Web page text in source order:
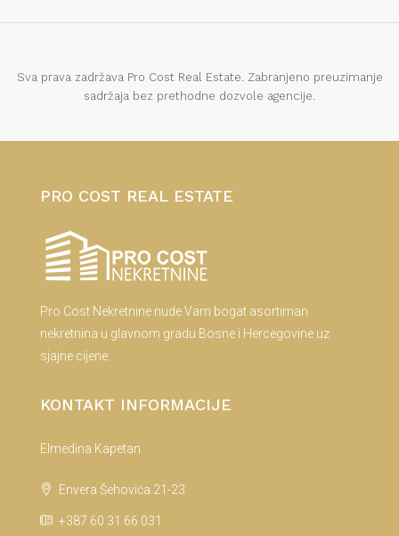
Sva prava zadržava Pro Cost Real Estate. Zabranjeno preuzimanje
sadržaja bez prethodne dozvole agencije.
PRO COST REAL ESTATE
Pro Cost Nekretnine nude Vam bogat asortiman
nekretnina u glavnom gradu Bosne i Hercegovine uz
sjajne cijene.
KONTAKT INFORMACIJE
Elmedina Kapetan
Envera Šehovića 21-23
+387 60 31 66 031